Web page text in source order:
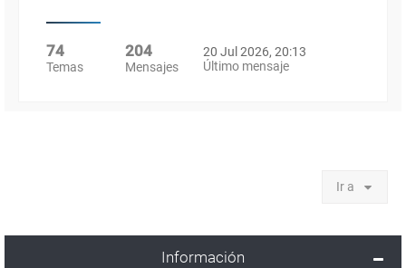
74
Temas
204
Mensajes
20 Jul 2026, 20:13
Último mensaje
Ir a
Información